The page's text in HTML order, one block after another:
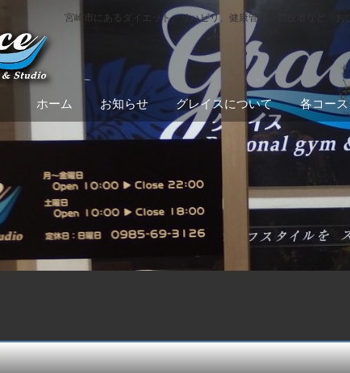
宮崎市にあるダイエット、リハビリ、健康管理、競技者など、
ホーム お知らせ グレイスについて 各コー